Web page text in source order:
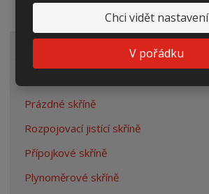
Chci vidět nastavení
V pořádku
Prázdné skříně
Rozpojovací jistící skříně
Přípojkové skříně
Plynoměrové skříně